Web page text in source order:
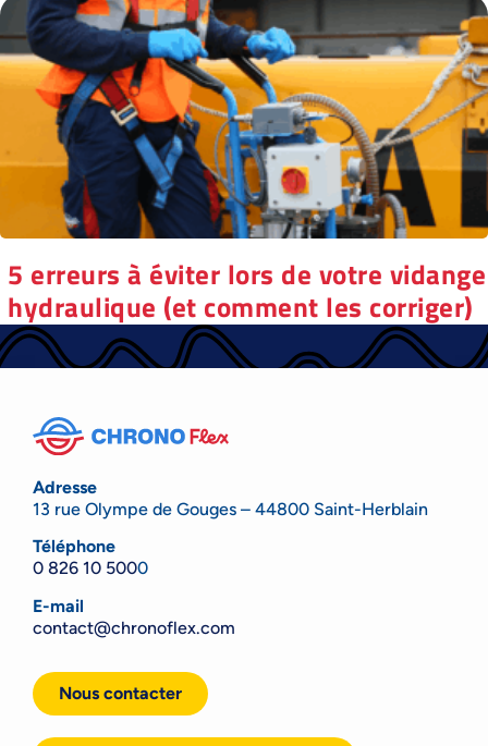
5 erreurs à éviter lors de votre vidange
hydraulique (et comment les corriger)
Adresse
13 rue Olympe de Gouges – 44800 Saint-Herblain
Téléphone
0 826 10 5000
E-mail
contact@chronoflex.com
Nous contacter